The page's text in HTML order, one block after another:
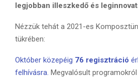
legjobban illeszkedő és
Nézzük tehát a 2021-es
tükrében:
Október közepéig 76 regisztráció
felhívásra. Megvalósult